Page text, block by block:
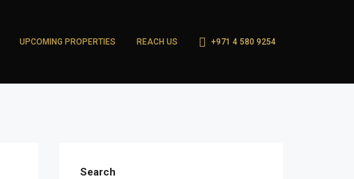
UPCOMING PROPERTIES REACH US +971 4 580 9254
Search